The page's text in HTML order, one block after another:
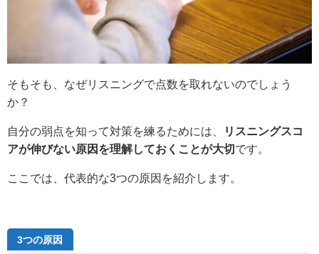
そもそも、なぜリスニングで点数を取れないのでしょう
か？
自分の弱点を知って対策を練るためには、
リスニングスコ
アが伸びない原因を理解しておくことが大切 です。
ここでは、代表的な3つの原因を紹介します。
3つの原因